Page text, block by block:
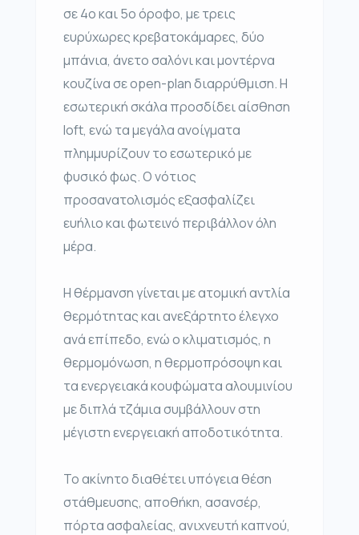
σε 4ο και 5ο όροφο, με τρεις
ευρύχωρες κρεβατοκάμαρες, δύο
μπάνια, άνετο σαλόνι και μοντέρνα
κουζίνα σε open-plan διαρρύθμιση. Η
εσωτερική σκάλα προσδίδει αίσθηση
loft, ενώ τα μεγάλα ανοίγματα
πλημμυρίζουν το εσωτερικό με
φυσικό φως. Ο νότιος
προσανατολισμός εξασφαλίζει
ευήλιο και φωτεινό περιβάλλον όλη
μέρα.
Η θέρμανση γίνεται με ατομική αντλία
θερμότητας και ανεξάρτητο έλεγχο
ανά επίπεδο, ενώ ο κλιματισμός, η
θερμομόνωση, η θερμοπρόσοψη και
τα ενεργειακά κουφώματα αλουμινίου
με διπλά τζάμια συμβάλλουν στη
μέγιστη ενεργειακή αποδοτικότητα.
Το ακίνητο διαθέτει υπόγεια θέση
στάθμευσης, αποθήκη, ασανσέρ,
πόρτα ασφαλείας, ανιχνευτή καπνού,